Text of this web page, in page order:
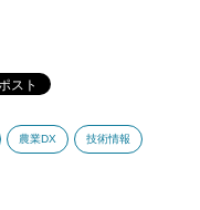
農業DX 技術情報